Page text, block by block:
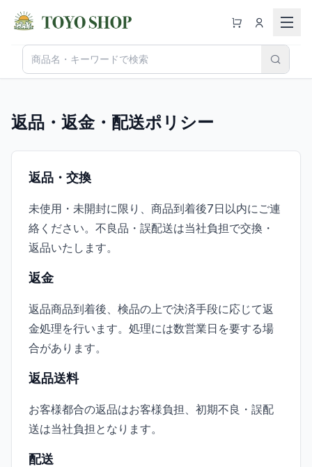
カート
ログイン
日本語 中文
返品・返金・配送ポリシー
返品・交換
未使用・未開封に限り、商品到着後7日以内にご連
絡ください。不良品・誤配送は当社負担で交換・
返品いたします。
返金
返品商品到着後、検品の上で決済手段に応じて返
金処理を行います。処理には数営業日を要する場
合があります。
返品送料
お客様都合の返品はお客様負担、初期不良・誤配
送は当社負担となります。
配送